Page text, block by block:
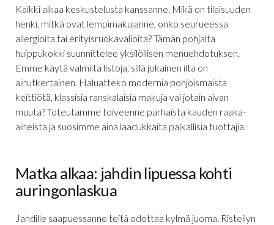
Kaikki alkaa keskustelusta kanssanne. Mikä on tilaisuuden
henki, mitkä ovat lempimakujanne, onko seurueessa
allergioita tai erityisruokavalioita? Tämän pohjalta
huippukokki suunnittelee yksilöllisen menuehdotuksen.
Emme käytä valmiita listoja, sillä jokainen ilta on
ainutkertainen. Haluatteko modernia pohjoismaista
keittiötä, klassisia ranskalaisia makuja vai jotain aivan
muuta? Toteutamme toiveenne parhaista kauden raaka-
aineista ja suosimme aina laadukkaita paikallisia tuottajia.
Matka alkaa: jahdin lipuessa kohti
auringonlaskua
Jahdille saapuessanne teitä odottaa kylmä juoma. Risteilyn